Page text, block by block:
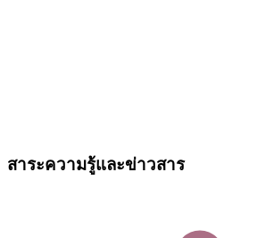
สาระความรู้และข่าวสาร